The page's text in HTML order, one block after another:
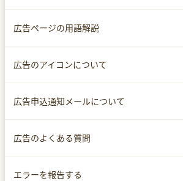
広告ページの用語解説
広告のアイコンについて
広告申込通知メールについて
広告のよくある質問
エラーを報告する